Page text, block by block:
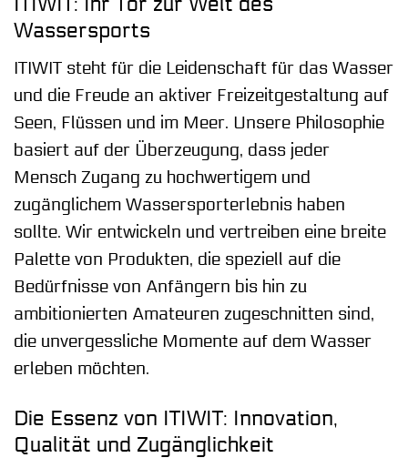
Wassersports
ITIWIT steht für die Leidenschaft für das Wasser
und die Freude an aktiver Freizeitgestaltung auf
Seen, Flüssen und im Meer. Unsere Philosophie
basiert auf der Überzeugung, dass jeder
Mensch Zugang zu hochwertigem und
zugänglichem Wassersporterlebnis haben
sollte. Wir entwickeln und vertreiben eine breite
Palette von Produkten, die speziell auf die
Bedürfnisse von Anfängern bis hin zu
ambitionierten Amateuren zugeschnitten sind,
die unvergessliche Momente auf dem Wasser
erleben möchten.
Die Essenz von ITIWIT: Innovation,
Qualität und Zugänglichkeit